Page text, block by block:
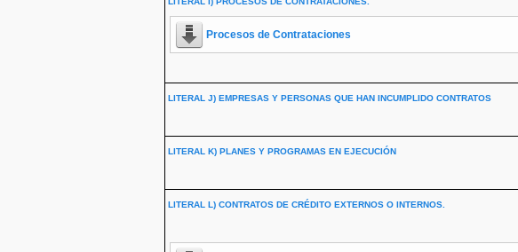
Procesos de Contrataciones
LITERAL J) EMPRESAS Y PERSONAS QUE HAN INCUMPLIDO CONTRATOS
LITERAL K) PLANES Y PROGRAMAS EN EJECUCIÓN
LITERAL L) CONTRATOS DE CRÉDITO EXTERNOS O INTERNOS.